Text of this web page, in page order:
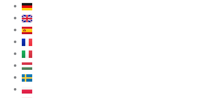
Zum
Inhalt
springen